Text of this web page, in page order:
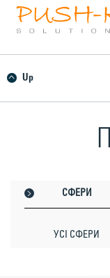
Up
CФЕРИ
УСІ СФЕРИ